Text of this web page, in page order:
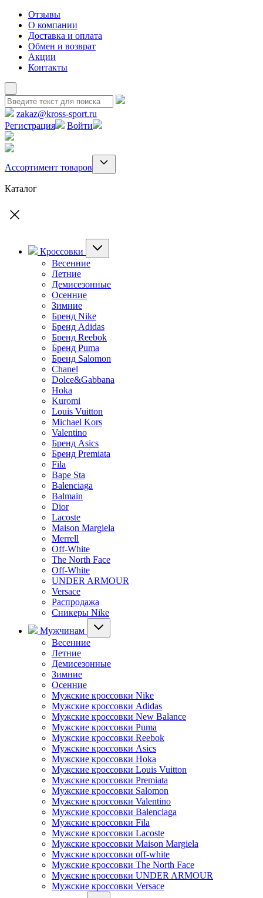
Отзывы
О компании
Доставка и оплата
Обмен и возврат
Акции
Контакты
zakaz@kross-sport.ru
Регистрация
Войти
Ассортимент товаров
Каталог
Кроссовки
Весенние
Летние
Демисезонные
Осенние
Зимние
Бренд Nike
Бренд Adidas
Бренд Reebok
Бренд Puma
Бренд Salomon
Chanel
Dolce&Gabbana
Hoka
Kuromi
Louis Vuitton
Michael Kors
Valentino
Бренд Asics
Бренд Premiata
Fila
Bape Sta
Balenciaga
Balmain
Dior
Lacoste
Maison Margiela
Merrell
Off-White
The North Face
Off-White
UNDER ARMOUR
Versace
Распродажа
Сникеры Nike
Мужчинам
Весенние
Летние
Демисезонные
Зимние
Осенние
Мужские кроссовки Nike
Мужские кроссовки Adidas
Мужские кроссовки New Balance
Мужские кроссовки Puma
Мужские кроссовки Reebok
Мужские кроссовки Asics
Мужские кроссовки Hoka
Мужские кроссовки Louis Vuitton
Мужские кроссовки Premiata
Мужские кроссовки Salomon
Мужские кроссовки Valentino
Мужские кроссовки Balenciaga
Мужские кроссовки Fila
Мужские кроссовки Lacoste
Мужские кроссовки Maison Margiela
Мужские кроссовки off-white
Мужские кроссовки The North Face
Мужские кроссовки UNDER ARMOUR
Мужские кроссовки Versace